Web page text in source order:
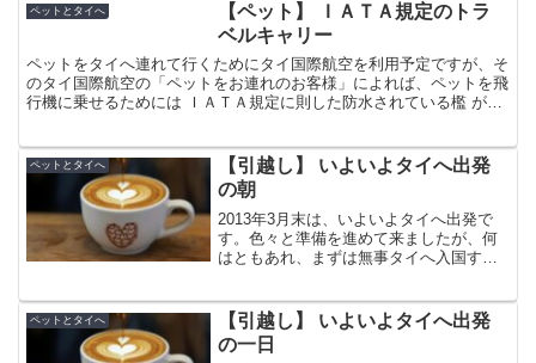
ペットとタイへ
【ペット】 ＩＡＴＡ規定のトラ
ベルキャリー
ペットをタイへ連れて行くためにタイ国際航空を利用予定ですが、そ
のタイ国際航空の「ペットをお連れのお客様」によれば、ペットを飛
行機に乗せるためには ＩＡＴＡ規定に則した防水されている檻 が必
ペットとタイへ
【引越し】 いよいよタイへ出発
の朝
2013年3月末は、いよいよタイへ出発で
す。色々と準備を進めて来ましたが、何
はともあれ、まずは無事タイへ入国する
すが．．． ^-^;) ） 数日前から当日朝ま
でバタバタ...
ペットとタイへ
【引越し】 いよいよタイへ出発
の一日